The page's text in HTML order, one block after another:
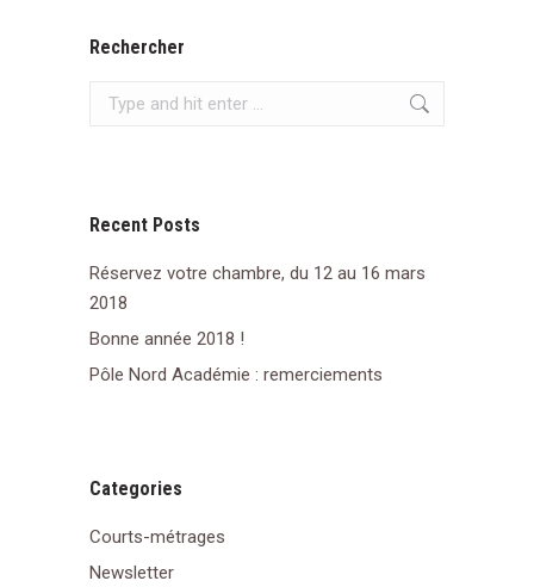
Rechercher
Search:
Recent Posts
Réservez votre chambre, du 12 au 16 mars
2018
Bonne année 2018 !
Pôle Nord Académie : remerciements
Categories
Courts-métrages
Newsletter